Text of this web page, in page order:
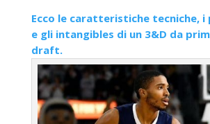
Ecco le caratteristiche tecniche,
e gli intangibles di un 3&D da
draft.